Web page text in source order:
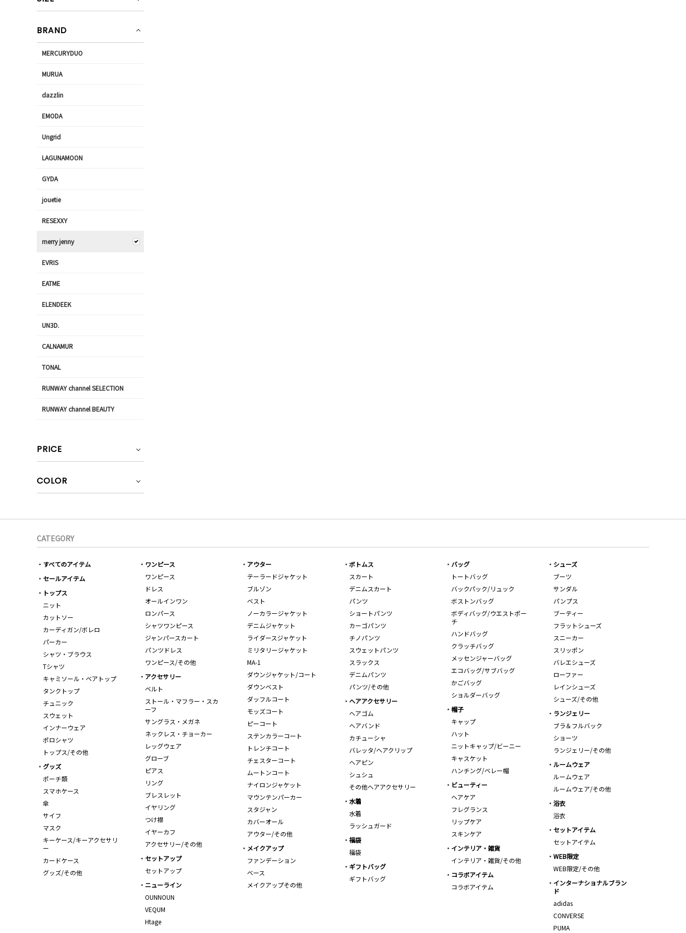
BRAND
MERCURYDUO
MURUA
dazzlin
EMODA
Ungrid
LAGUNAMOON
GYDA
jouetie
RESEXXY
merry jenny
EVRIS
EATME
ELENDEEK
UN3D.
CALNAMUR
TONAL
RUNWAY channel SELECTION
RUNWAY channel BEAUTY
PRICE
COLOR
CATEGORY
すべてのアイテム
セールアイテム
トップス
ニット
カットソー
カーディガン/ボレロ
パーカー
シャツ・ブラウス
Tシャツ
キャミソール・ベアトップ
タンクトップ
チュニック
スウェット
インナーウェア
ポロシャツ
トップス/その他
ワンピース
ワンピース
ドレス
オールインワン
ロンパース
シャツワンピース
ジャンパースカート
パンツドレス
ワンピース/その他
アウター
テーラードジャケット
ブルゾン
ベスト
ノーカラージャケット
デニムジャケット
ライダースジャケット
ミリタリージャケット
MA-1
ダウンジャケット/コート
ダウンベスト
ダッフルコート
モッズコート
ピーコート
ステンカラーコート
トレンチコート
チェスターコート
ムートンコート
ナイロンジャケット
マウンテンパーカー
スタジャン
カバーオール
アウター/その他
ボトムス
スカート
デニムスカート
パンツ
ショートパンツ
カーゴパンツ
チノパンツ
スウェットパンツ
スラックス
デニムパンツ
パンツ/その他
バッグ
トートバッグ
バックパック/リュック
ボストンバッグ
ボディバッグ/ウエストポー
チ
ハンドバッグ
クラッチバッグ
メッセンジャーバッグ
エコバッグ/サブバッグ
かごバッグ
ショルダーバッグ
シューズ
ブーツ
サンダル
パンプス
ブーティー
フラットシューズ
スニーカー
スリッポン
バレエシューズ
ローファー
レインシューズ
シューズ/その他
アクセサリー
ベルト
ストール・マフラー・スカ
ーフ
サングラス・メガネ
ネックレス・チョーカー
レッグウェア
グローブ
ピアス
リング
ブレスレット
イヤリング
つけ襟
イヤーカフ
アクセサリー/その他
ヘアアクセサリー
ヘアゴム
ヘアバンド
カチューシャ
バレッタ/ヘアクリップ
ヘアピン
シュシュ
その他ヘアアクセサリー
帽子
キャップ
ハット
ニットキャップ/ビーニー
キャスケット
ハンチング/ベレー帽
ランジェリー
ブラ＆フルバック
ショーツ
ランジェリー/その他
ルームウェア
ルームウェア
ルームウェア/その他
グッズ
ポーチ類
スマホケース
傘
サイフ
マスク
キーケース/キーアクセサリ
ー
カードケース
グッズ/その他
ビューティー
ヘアケア
フレグランス
リップケア
スキンケア
水着
水着
ラッシュガード
浴衣
浴衣
セットアイテム
セットアイテム
福袋
福袋
メイクアップ
ファンデーション
ベース
メイクアップその他
インテリア・雑貨
インテリア・雑貨/その他
WEB限定
WEB限定/その他
セットアップ
セットアップ
ギフトバッグ
ギフトバッグ
コラボアイテム
コラボアイテム
インターナショナルブラン
ド
adidas
CONVERSE
PUMA
ニューライン
OUNNOUN
VEQUM
Htage